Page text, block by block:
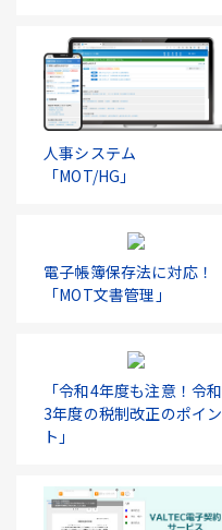
人事システム
「MOT/HG」
電子帳簿保存法に対応！
「MOT文書管理」
「令和4年度も注意！令和
3年度の税制改正のポイン
ト」